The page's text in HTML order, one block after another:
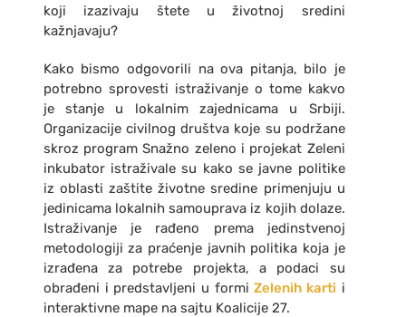
koji izazivaju štete u životnoj sredini
kažnjavaju?
Kako bismo odgovorili na ova pitanja, bilo je
potrebno sprovesti istraživanje o tome kakvo
je stanje u lokalnim zajednicama u Srbiji.
Organizacije civilnog društva koje su podržane
skroz program Snažno zeleno i projekat Zeleni
inkubator istraživale su kako se javne politike
iz oblasti zaštite životne sredine primenjuju u
jedinicama lokalnih samouprava iz kojih dolaze.
Istraživanje je rađeno prema jedinstvenoj
metodologiji za praćenje javnih politika koja je
izrađena za potrebe projekta, a podaci su
obrađeni i predstavljeni u formiZelenih karti i
interaktivne mape na sajtu Koalicije 27.